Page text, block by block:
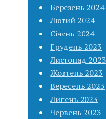
Березень 2024
Лютий 2024
Січень 2024
Грудень 2023
Листопад 2023
Жовтень 2023
Вересень 2023
Липень 2023
Червень 2023